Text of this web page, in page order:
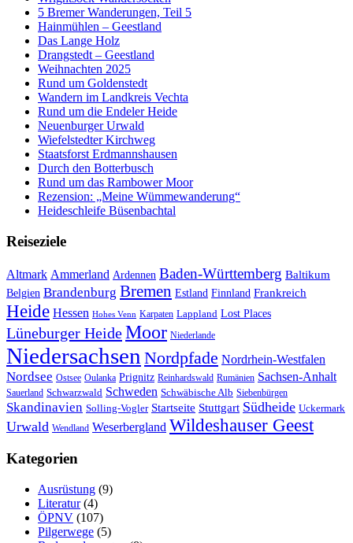
5 Bremer Wanderungen, Teil 5
Hainmühlen – Geestland
Das Lange Holz
Drangstedt – Geestland
Weihnachten 2025
Rund um Goldenstedt
Wandern im Landkreis Vechta
Rund um die Endeler Heide
Neuenburger Urwald
Wiefelstedter Kirchweg
Staatsforst Erdmannshausen
Durch den Botterbusch
Rund um das Rambower Moor
Rezension: „Meine Wümmewanderung“
Heideschleife Büsenbachtal
Reiseziele
Altmark Ammerland Ardennen Baden-Württemberg Baltikum
Belgien Brandenburg Bremen Estland Finnland Frankreich
Heide Hessen Hohes Venn Karpaten Lappland Lost Places
Lüneburger HeideMoor Niederlande
Niedersachsen Nordpfade Nordrhein-Westfalen
Nordsee Ostsee Oulanka Prignitz Reinhardswald Rumänien Sachsen-Anhalt
Sauerland Schwarzwald Schweden Schwäbische Alb Siebenbürgen
Skandinavien Solling-Vogler Startseite Stuttgart Südheide Uckermark
Urwald Wendland Weserbergland Wildeshauser Geest
Kategorien
Ausrüstung (9)
Literatur(4)
ÖPNV (107)
Pilgerwege (5)